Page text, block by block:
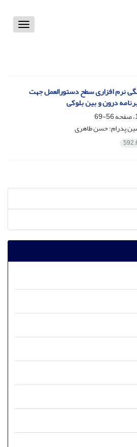
Toggle
نرم­ افزاری سطح دستورالعمل جهت
درون و بین بلوکی
56-69
پدرام؛ حسن طاهری